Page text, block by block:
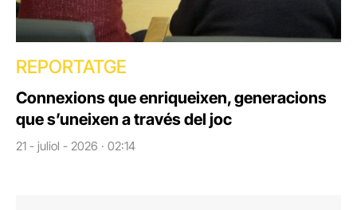
REPORTATGE
Connexions que enriqueixen, generacions
que s’uneixen a través del joc
21 - juliol - 2026 · 02:14